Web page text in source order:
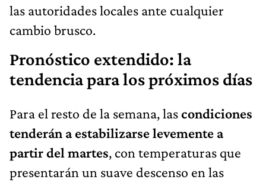
las autoridades locales ante cualquier
cambio brusco.
Pronóstico extendido: la
tendencia para los próximos días
Para el resto de la semana, lascondiciones
tenderán a estabilizarse levemente a
partir del martes, con temperaturas que
presentarán un suave descenso en las